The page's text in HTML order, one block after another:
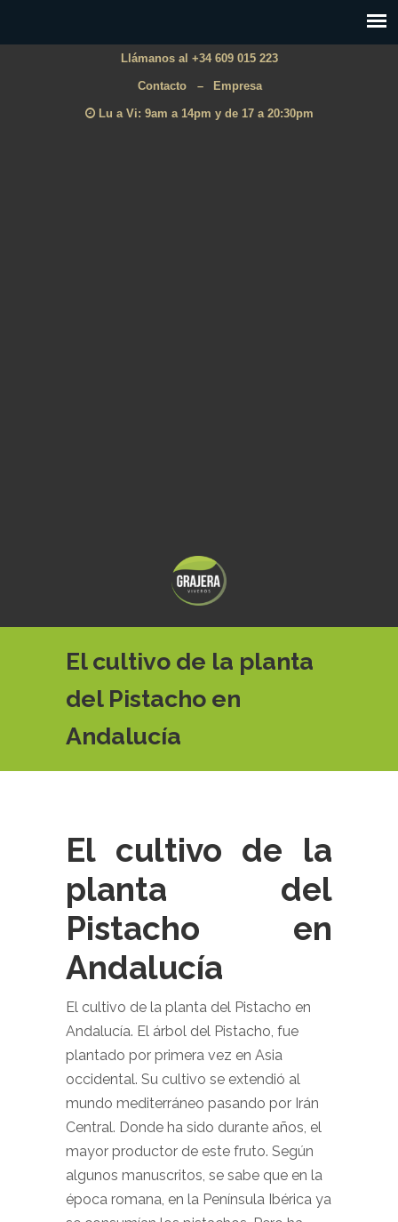
Llámanos al +34 609 015 223
Contacto – Empresa
Lu a Vi: 9am a 14pm y de 17 a 20:30pm
El cultivo de la planta
del Pistacho en
Andalucía
El cultivo de la
planta del
Pistacho en
Andalucía
El cultivo de la planta del Pistacho en
Andalucía. El árbol del Pistacho, fue
plantado por primera vez en Asia
occidental. Su cultivo se extendió al
mundo mediterráneo pasando por Irán
Central. Donde ha sido durante años, el
mayor productor de este fruto. Según
algunos manuscritos, se sabe que en la
época romana, en la Península Ibérica ya